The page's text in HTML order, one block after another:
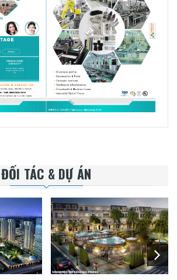
ĐỐI TÁC & DỰ ÁN